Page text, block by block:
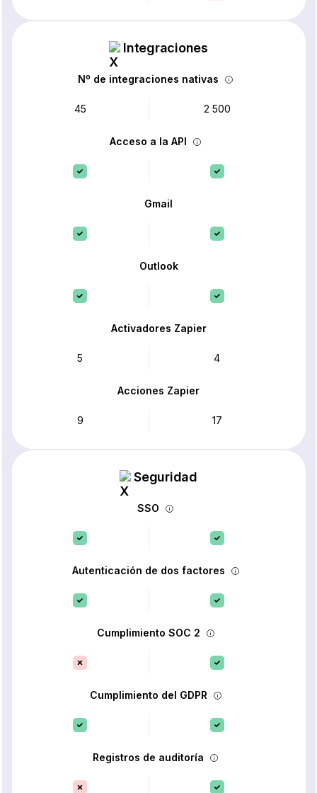
Integraciones
Nº de integraciones nativas
45 2 500
Acceso a la API
Gmail
Outlook
Activadores Zapier
5 4
Acciones Zapier
9 17
Seguridad
SSO
Autenticación de dos factores
Cumplimiento SOC 2
Cumplimiento del GDPR
Registros de auditoría